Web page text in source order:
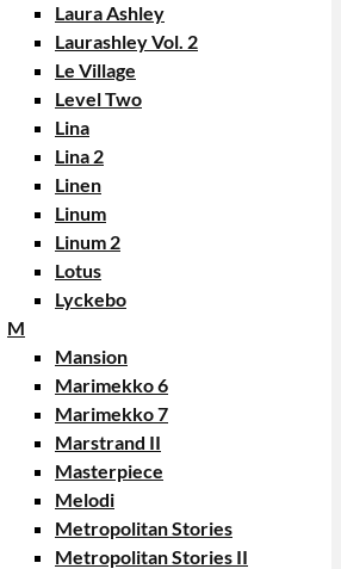
Laura Ashley
Laurashley Vol. 2
Le Village
Level Two
Lina
Lina 2
Linen
Linum
Linum 2
Lotus
Lyckebo
M
Mansion
Marimekko 6
Marimekko 7
Marstrand II
Masterpiece
Melodi
Metropolitan Stories
Metropolitan Stories II